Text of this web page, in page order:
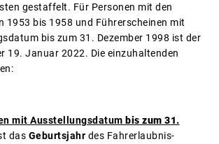
gestaffelt. Für Personen mit den
1953 bis 1958 und Führerscheinen mit
bis zum 31. Dezember 1998 ist der
19. Januar 2022. Die einzuhaltenden
mit Ausstellungsdatum bis zum 31.
das Geburtsjahr des Fahrerlaubnis-